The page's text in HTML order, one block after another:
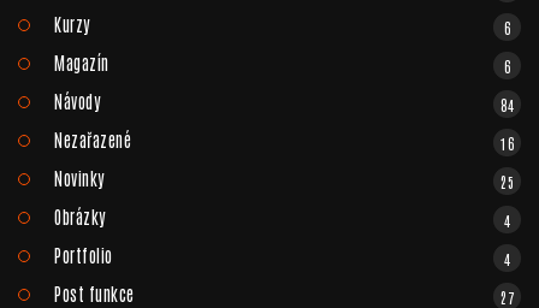
Kurzy 6
Magazín 6
Návody 84
Nezařazené 16
Novinky 25
Obrázky 4
Portfolio 4
Post funkce 27